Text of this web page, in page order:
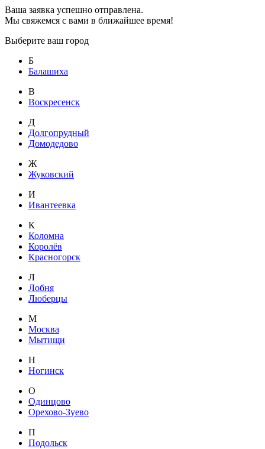
Ваша заявка успешно отправлена.
Мы свяжемся с вами в ближайшее время!
Выберите ваш город
Б
Балашиха
В
Воскресенск
Д
Долгопрудный
Домодедово
Ж
Жуковский
И
Ивантеевка
К
Коломна
Королёв
Красногорск
Л
Лобня
Люберцы
М
Москва
Мытищи
Н
Ногинск
О
Одинцово
Орехово-Зуево
П
Подольск